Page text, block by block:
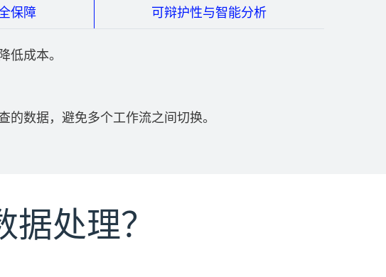
保障 可辩护性与智能分析
低成本。
数据，避免多个工作流之间切换。
处理？